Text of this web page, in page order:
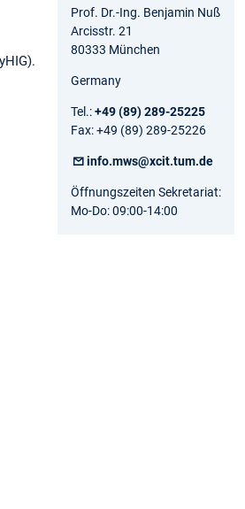
Prof. Dr.-Ing. Benjamin Nuß
Arcisstr. 21
80333 München
Germany
Tel.:+49 (89) 289-25225
Fax: +49 (89) 289-25226
info.mws@xcit.tum.de
Öffnungszeiten Sekretariat:
Mo-Do: 09:00-14:00